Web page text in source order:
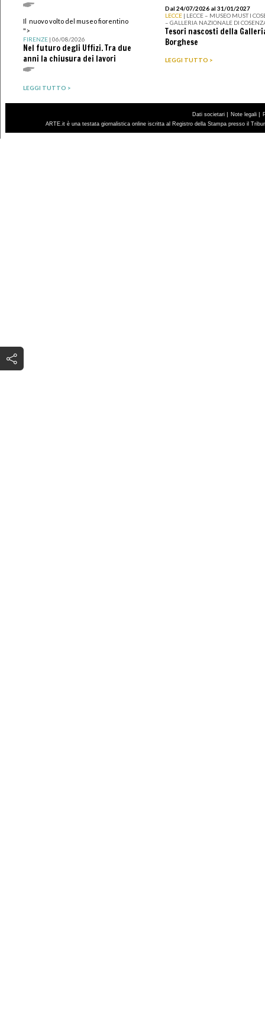
Il nuovo volto del museo fiorentino
">
FIRENZE| 06/08/2026
Nel futuro degli Uffizi. Tra due
anni la chiusura dei lavori
LEGGI TUTTO >
Dal 24/07/2026 al 31/01/2027
LECCE | LECCE – MUSEO MUST I
– GALLERIA NAZIONALE DI
Tesori nascosti della
Borghese
LEGGI TUTTO >
Dati societari | Note legali |
ARTE.it è una testata giornalistica online iscritta al Registro della Stampa presso il